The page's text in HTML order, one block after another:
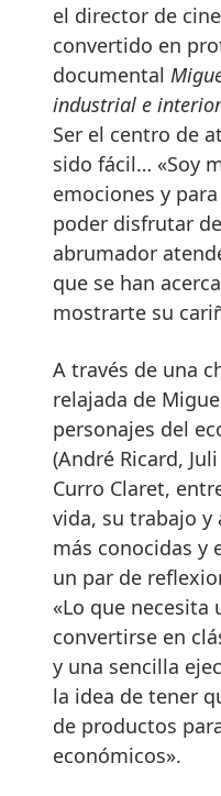
el director de
convertido en
documental
industrial e
Ser el centro de
sido fácil… «Soy
emociones y
poder disfrutar
abrumador
que se han
mostrarte su
A través de una
relajada de
personajes del
(André Ricard,
Curro Claret,
vida, su trabajo y
más conocidas y
un par de
«Lo que necesita
convertirse en
y una sencilla
la idea de tener
de productos
económicos».